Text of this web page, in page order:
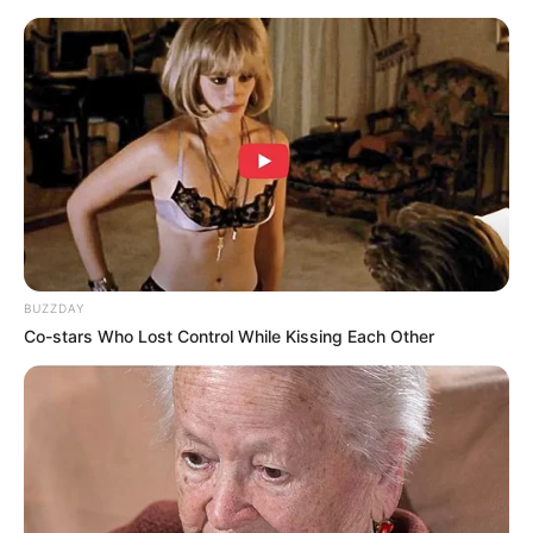
(foto : allkpop)
Nama Lengkap: Kim Hyo Yeon
BUZZDAY
Co-stars Who Lost Control While Kissing Each Other